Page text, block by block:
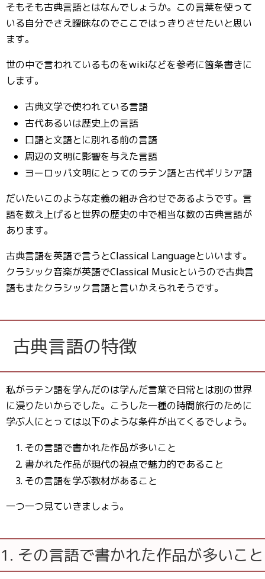
そもそも古典言語とはなんでしょうか。この言葉を使って
いる自分でさえ曖昧なのでここではっきりさせたいと思い
ます。
世の中で言われているものをwikiなどを参考に箇条書きに
します。
古典文学で使われている言語
古代あるいは歴史上の言語
口語と文語とに別れる前の言語
周辺の文明に影響を与えた言語
ヨーロッパ文明にとってのラテン語と古代ギリシア語
だいたいこのような定義の組み合わせであるようです。言
語を数え上げると世界の歴史の中で相当な数の古典言語が
あります。
古典言語を英語で言うとClassical Languageといいます。
クラシック音楽が英語でClassical Musicというので古典言
語もまたクラシック言語と言いかえられそうです。
古典言語の特徴
私がラテン語を学んだのは学んだ言葉で日常とは別の世界
に浸りたいからでした。こうした一種の時間旅行のために
学ぶ人にとっては以下のような条件が出てくるでしょう。
その言語で書かれた作品が多いこと
書かれた作品が現代の視点で魅力的であること
その言語を学ぶ教材があること
一つ一つ見ていきましょう。
1. その言語で書かれた作品が多いこと